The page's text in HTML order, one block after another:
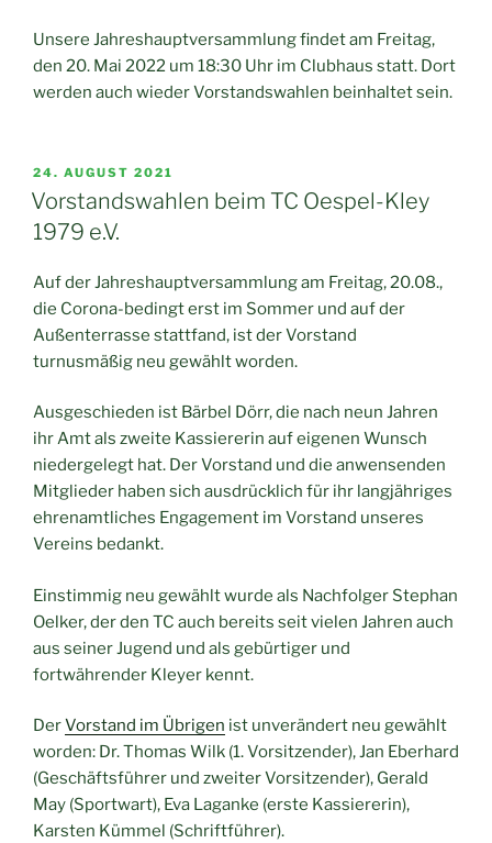
Unsere Jahreshauptversammlung findet am Freitag,
den 20. Mai 2022 um 18:30 Uhr im Clubhaus statt. Dort
werden auch wieder Vorstandswahlen beinhaltet sein.
VERÖFFENTLICHT
AM
24. AUGUST 2021
Vorstandswahlen beim TC Oespel-Kley
1979 e.V.
Auf der Jahreshauptversammlung am Freitag, 20.08.,
die Corona-bedingt erst im Sommer und auf der
Außenterrasse stattfand, ist der Vorstand
turnusmäßig neu gewählt worden.
Ausgeschieden ist Bärbel Dörr, die nach neun Jahren
ihr Amt als zweite Kassiererin auf eigenen Wunsch
niedergelegt hat. Der Vorstand und die anwensenden
Mitglieder haben sich ausdrücklich für ihr langjähriges
ehrenamtliches Engagement im Vorstand unseres
Vereins bedankt.
Einstimmig neu gewählt wurde als Nachfolger Stephan
Oelker, der den TC auch bereits seit vielen Jahren auch
aus seiner Jugend und als gebürtiger und
fortwährender Kleyer kennt.
DerVorstand im Übrigen ist unverändert neu gewählt
worden: Dr. Thomas Wilk (1. Vorsitzender), Jan Eberhard
(Geschäftsführer und zweiter Vorsitzender), Gerald
May (Sportwart), Eva Laganke (erste Kassiererin),
Karsten Kümmel (Schriftführer).